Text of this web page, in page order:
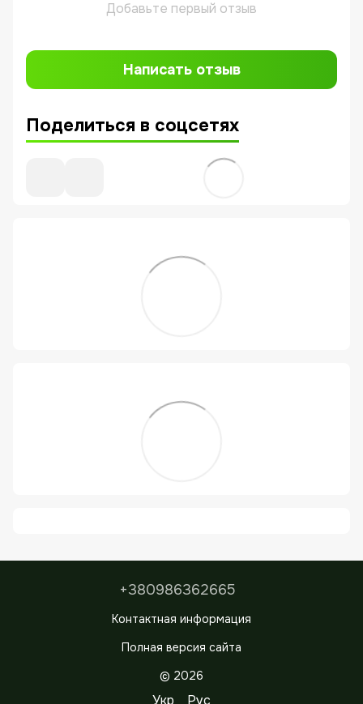
Добавьте первый отзыв
Написать отзыв
Поделиться в соцсетях
+380986362665
Контактная информация
Полная версия сайта
© 2026
Укр Рус